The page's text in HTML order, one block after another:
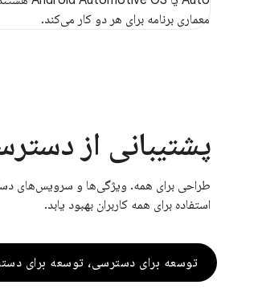
معماری برنامه برای هر دو کار می‌کند.
پشتیبانی از
طراحی برای همه. ویژگی‌ها و سرویس‌های
استفاده برای همه کاربران بهبود یابد.
توسعه برای دسترسی، توسعه برای